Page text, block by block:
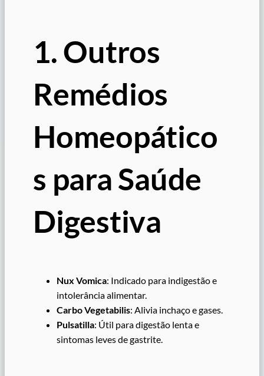
1. Outros
Remédios
Homeopático
s para Saúde
Digestiva
Nux Vomica: Indicado para indigestão e
intolerância alimentar.
Carbo Vegetabilis: Alivia inchaço e gases.
Pulsatilla: Útil para digestão lenta e
sintomas leves de gastrite.